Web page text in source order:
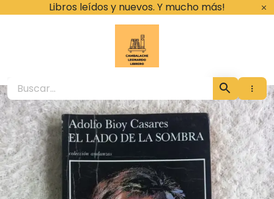
Libros leídos y nuevos. Y mucho más!
Cambalache